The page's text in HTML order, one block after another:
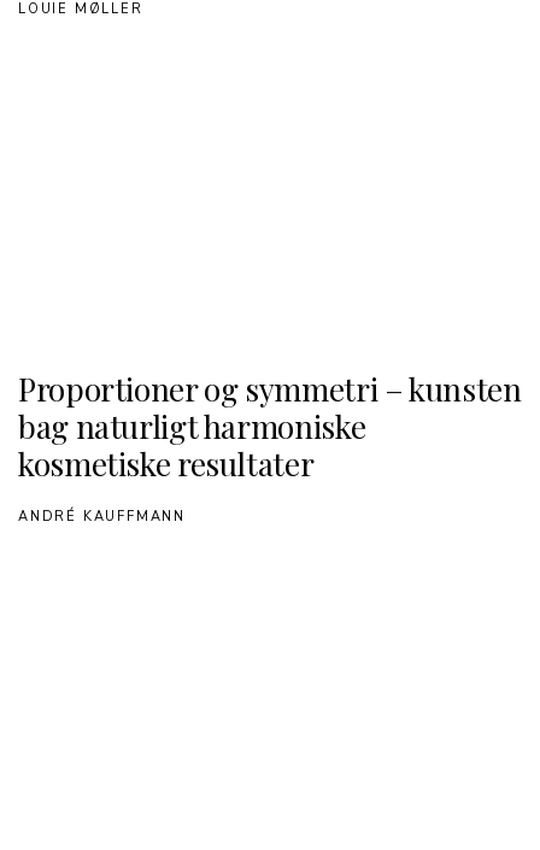
LOUIE MØLLER
Proportioner og symmetri – kunsten
bag naturligt harmoniske
kosmetiske resultater
ANDRÉ KAUFFMANN